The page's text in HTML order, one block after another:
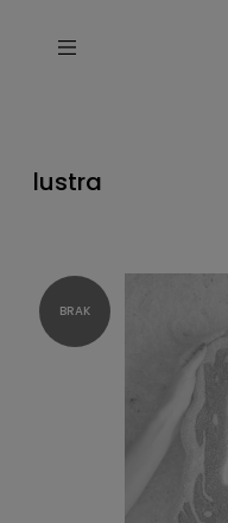
lustra